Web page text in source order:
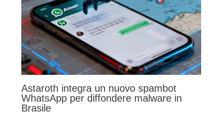
Astaroth integra un nuovo spambot
WhatsApp per diffondere malware in
Brasile